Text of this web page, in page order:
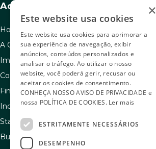
Acesso rápido
Home
A C.A.C
Imóveis à venda
Como usar seu FGTS
Financiamento
Indique e ganhe
Stand de vendas
Buscador de sonhos
×
Este website usa cookies
Este website usa cookies para aprimorar a
sua experiência de navegação, exibir
anúncios, conteúdos personalizados e
analisar o tráfego. Ao utilizar o nosso
website, você poderá gerir, recusar ou
aceitar os cookies de consentimento.
CONHEÇA NOSSOAVISO DE PRIVACIDADE e
nossa POLÍTICA DE COOKIES. Ler mais
ESTRITAMENTE NECESSÁRIOS
DESEMPENHO